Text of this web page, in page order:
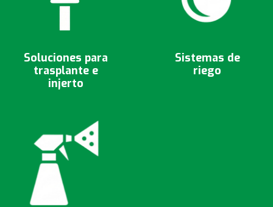
Soluciones para
trasplante e
injerto
Sistemas de
riego